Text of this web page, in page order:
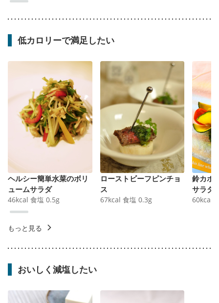
低カロリーで満足したい
ヘルシー簡単水菜のボリ
ュームサラダ
46kcal 食塩 0.5g
ローストビーフピンチョ
ス
67kcal 食塩 0.3g
鈴カボ
サラダ
60kcal
もっと見る
おいしく減塩したい